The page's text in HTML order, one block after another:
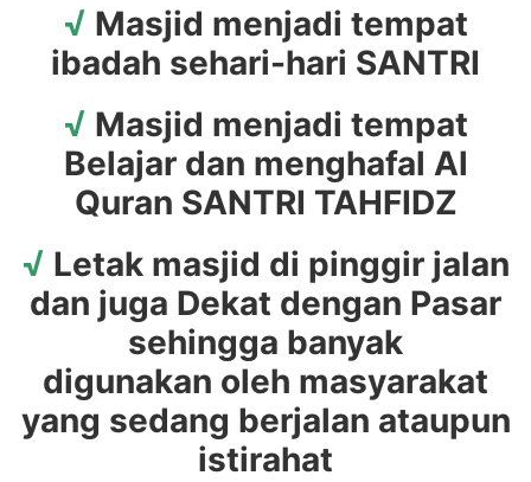
√ Masjid menjadi tempat
ibadah sehari-hari SANTRI
√ Masjid menjadi tempat
Belajar dan menghafal Al
Quran SANTRI TAHFIDZ
√ Letak masjid di pinggir jalan
dan juga Dekat dengan Pasar
sehingga banyak
digunakan oleh masyarakat
yang sedang berjalan ataupun
istirahat